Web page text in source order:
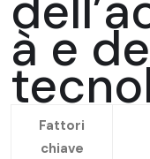
à e
Fattori
chiave